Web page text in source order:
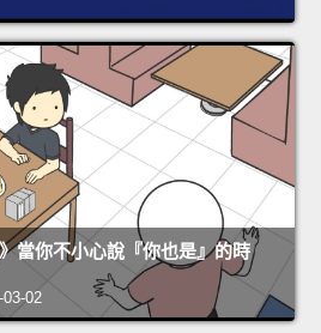
當你不小心說『你也是』的時
02